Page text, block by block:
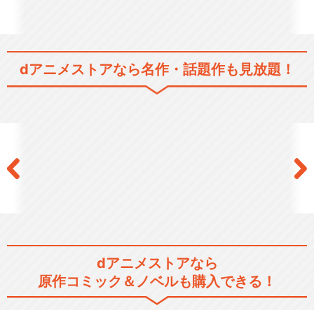
Fate/Zero
dアニメストアなら名作・話題作も見放題！
dアニメストアなら
原作コミック＆ノベルも購入できる！